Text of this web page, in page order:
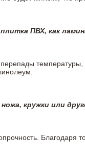
ПВХ, как
температуры,
кружки или
Благодаря